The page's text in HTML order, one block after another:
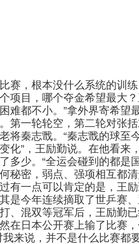
赛，根本没什么系统的训
目，哪个夺金希望最大？
难都不小。”拿外界寄希望
第一轮轮空，第二轮对张
将秦志戬。“秦志戬的球至
化”，王励勤说。在他看来
多少。“全运会碰到的都是
秘密，弱点、强项相互都清
一点可以肯定的是，王励
是今年连续摘取了世乒赛
、混双等冠军后，王励勤
在日本公开赛上输了比赛
我来说，并不是什么比赛都